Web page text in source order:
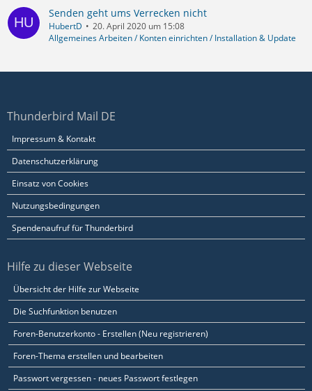
Senden geht ums Verrecken nicht
HubertD
20. April 2020 um 15:08
Allgemeines Arbeiten / Konten einrichten / Installation & Update
Thunderbird Mail DE
Impressum & Kontakt
Datenschutzerklärung
Einsatz von Cookies
Nutzungsbedingungen
Spendenaufruf für Thunderbird
Hilfe zu dieser Webseite
Übersicht der Hilfe zur Webseite
Die Suchfunktion benutzen
Foren-Benutzerkonto - Erstellen (Neu registrieren)
Foren-Thema erstellen und bearbeiten
Passwort vergessen - neues Passwort festlegen